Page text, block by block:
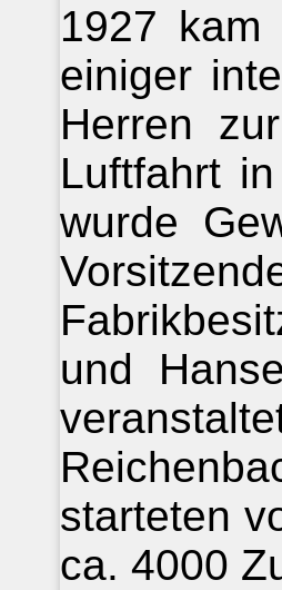
1927 kam
einiger
Herren
Luftfahrt
wurde
und
starteten
ca. 4000